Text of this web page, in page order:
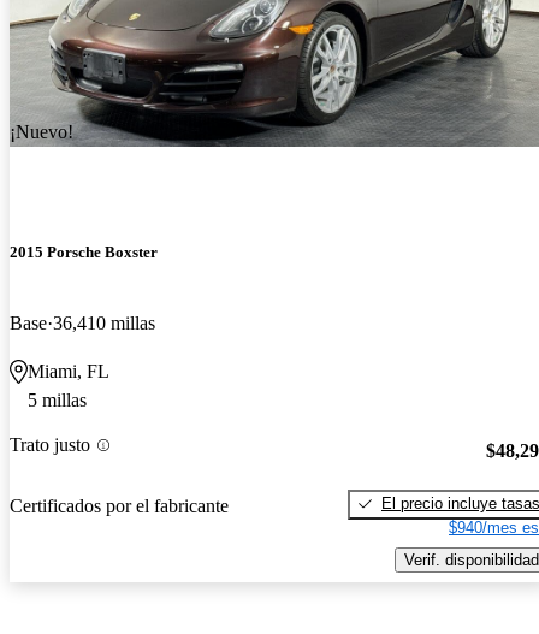
¡Nuevo!
2015 Porsche Boxster
Base 36,410 millas
Miami, FL
5 millas
Trato justo
Certificados por el fabricante
El precio incluye tasas
$940/mes
Verif. disponibilidad